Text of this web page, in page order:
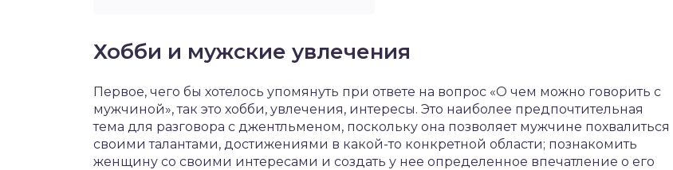
Хобби и мужские увлечения
Первое, чего бы хотелось упомянуть при ответе на вопрос «О чем можно говорить с
мужчиной», так это хобби, увлечения, интересы. Это наиболее предпочтительная
тема для разговора с джентльменом, поскольку она позволяет мужчине похвалиться
своими талантами, достижениями в какой-то конкретной области; познакомить
женщину со своими интересами и создать у нее определенное впечатление о его